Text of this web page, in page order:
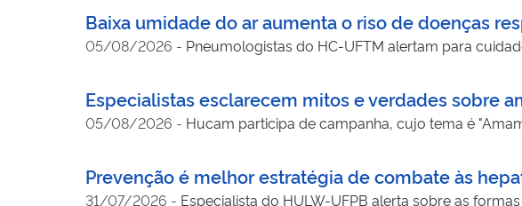
Baixa umidade do ar aumenta o riso de doenças
05/08/2026 - Pneumologistas do HC-UFTM alertam para
Especialistas esclarecem mitos e verdades sobre
05/08/2026 - Hucam participa de campanha, cujo tema é
Prevenção é melhor estratégia de combate às
31/07/2026 - Especialista do HULW-UFPB alerta sobre as